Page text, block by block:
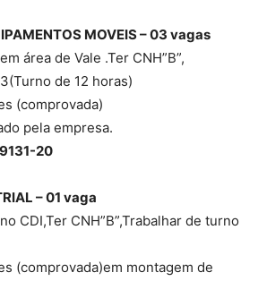
MOVEIS – 03 vagas
área de Vale .Ter CNH”B”,
de 12 horas)
(comprovada)
pela empresa.
20
– 01 vaga
CDI,Ter CNH”B”,Trabalhar de turno
(comprovada)em montagem de